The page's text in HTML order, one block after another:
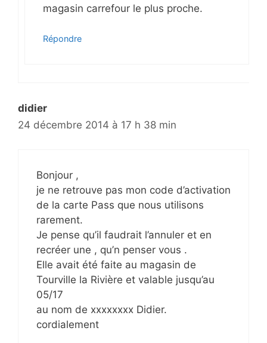
magasin carrefour le plus proche.
Répondre
didier
24 décembre 2014 à 17 h 38 min
Bonjour ,
je ne retrouve pas mon code d’activation
de la carte Pass que nous utilisons
rarement.
Je pense qu’il faudrait l’annuler et en
recréer une , qu’n penser vous .
Elle avait été faite au magasin de
Tourville la Rivière et valable jusqu’au
05/17
au nom de xxxxxxxx Didier.
cordialement